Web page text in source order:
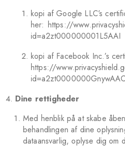
kopi af Google LLC’s
her: https://
id=a2zt000000001L5AAI
kopi af Facebook Inc.’s
https://
Dine rettigheder
Med henblik på at skabe
behandlingen af dine
dataansvarlig, oplyse dig om